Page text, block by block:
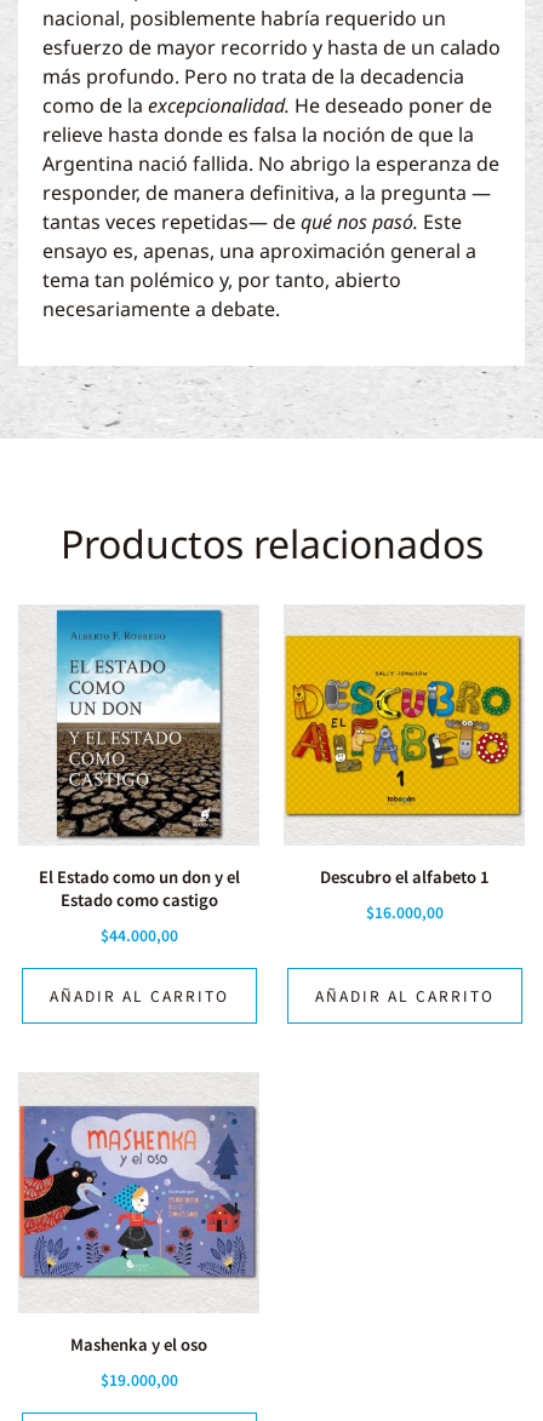
nacional, posiblemente habría requerido un
esfuerzo de mayor recorrido y hasta de un calado
más profundo. Pero no trata de la decadencia
como de la excepcionalidad. He deseado poner de
relieve hasta donde es falsa la noción de que la
Argentina nació fallida. No abrigo la esperanza de
responder, de manera definitiva, a la pregunta —
tantas veces repetidas— dequé nos pasó. Este
ensayo es, apenas, una aproximación general a
tema tan polémico y, por tanto, abierto
necesariamente a debate.
Productos relacionados
El Estado como un don y el
Estado como castigo
$44.000,00
AÑADIR AL CARRITO
Descubro el alfabeto 1
$16.000,00
AÑADIR AL CARRITO
Mashenka y el oso
$19.000,00